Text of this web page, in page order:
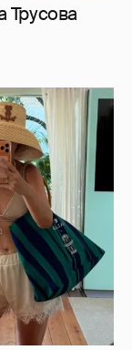
Трусова